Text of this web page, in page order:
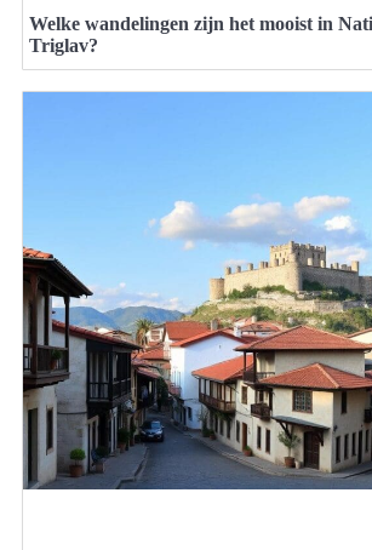
Welke wandelingen zijn het mooist in
Triglav?